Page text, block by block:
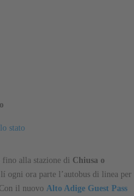
stato
fino alla stazione di Chiusa o
ogni ora parte l’autobus di linea per
Con il nuovoAlto Adige Guest Pass